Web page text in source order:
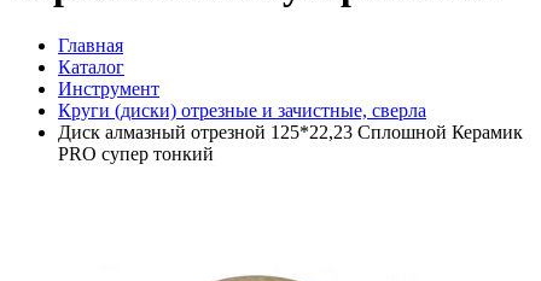
Главная
Каталог
Инструмент
Круги (диски) отрезные и зачистные, сверла
Диск алмазный отрезной 125*22,23 Сплошной Керамик
PRO супер тонкий